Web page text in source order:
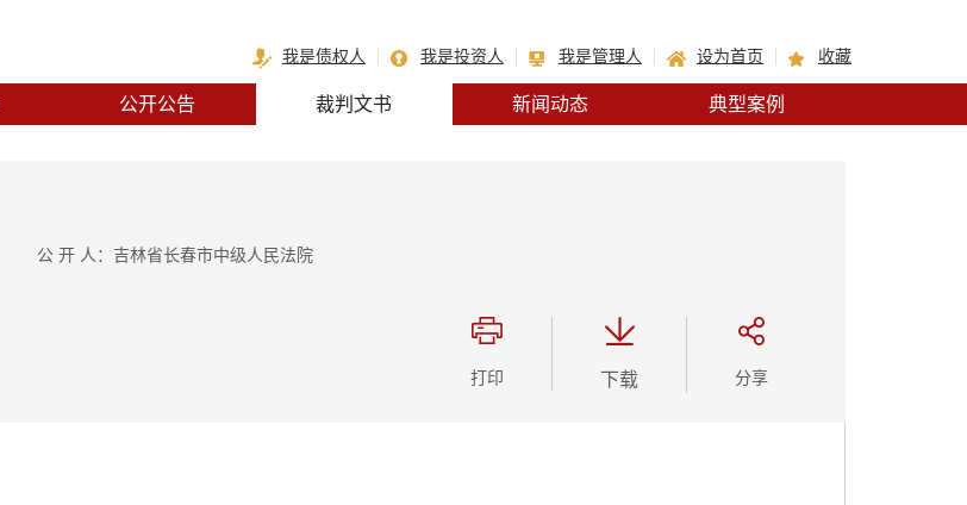
我是债权人 我是投资人 我是管理人 设为首页 收藏
公开公告 裁判文书 新闻动态 典型案例
公 开 人：吉林省长春市中级人民法院
打印 下载 分享